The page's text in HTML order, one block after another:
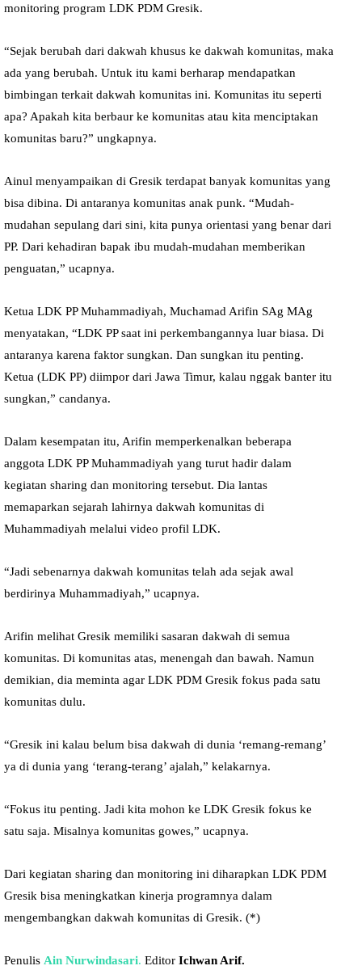
monitoring program LDK PDM Gresik.
“Sejak berubah dari dakwah khusus ke dakwah komunitas, maka
ada yang berubah. Untuk itu kami berharap mendapatkan
bimbingan terkait dakwah komunitas ini. Komunitas itu seperti
apa? Apakah kita berbaur ke komunitas atau kita menciptakan
komunitas baru?” ungkapnya.
Ainul menyampaikan di Gresik terdapat banyak komunitas yang
bisa dibina. Di antaranya komunitas anak punk. “Mudah-
mudahan sepulang dari sini, kita punya orientasi yang benar dari
PP. Dari kehadiran bapak ibu mudah-mudahan memberikan
penguatan,” ucapnya.
Ketua LDK PP Muhammadiyah, Muchamad Arifin SAg MAg
menyatakan, “LDK PP saat ini perkembangannya luar biasa. Di
antaranya karena faktor sungkan. Dan sungkan itu penting.
Ketua (LDK PP) diimpor dari Jawa Timur, kalau nggak banter itu
sungkan,” candanya.
Dalam kesempatan itu, Arifin memperkenalkan beberapa
anggota LDK PP Muhammadiyah yang turut hadir dalam
kegiatan sharing dan monitoring tersebut. Dia lantas
memaparkan sejarah lahirnya dakwah komunitas di
Muhammadiyah melalui video profil LDK.
“Jadi sebenarnya dakwah komunitas telah ada sejak awal
berdirinya Muhammadiyah,” ucapnya.
Arifin melihat Gresik memiliki sasaran dakwah di semua
komunitas. Di komunitas atas, menengah dan bawah. Namun
demikian, dia meminta agar LDK PDM Gresik fokus pada satu
komunitas dulu.
“Gresik ini kalau belum bisa dakwah di dunia ‘remang-remang’
ya di dunia yang ‘terang-terang’ ajalah,” kelakarnya.
“Fokus itu penting. Jadi kita mohon ke LDK Gresik fokus ke
satu saja. Misalnya komunitas gowes,” ucapnya.
Dari kegiatan sharing dan monitoring ini diharapkan LDK PDM
Gresik bisa meningkatkan kinerja programnya dalam
mengembangkan dakwah komunitas di Gresik. (*)
Penulis Ain Nurwindasari. Editor Ichwan Arif.